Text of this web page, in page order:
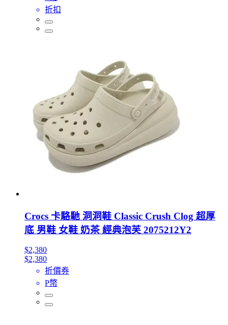
折扣
Crocs 卡駱馳 洞洞鞋 Classic Crush Clog 超厚
底 男鞋 女鞋 奶茶 經典泡芙 2075212Y2
$2,380
$2,380
折價券
P幣